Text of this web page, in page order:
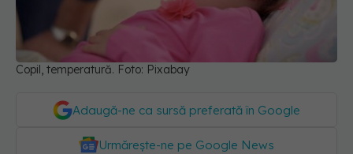
Copil, temperatură. Foto: Pixabay
Adaugă-ne ca sursă preferată în Google
Urmărește-ne pe Google News